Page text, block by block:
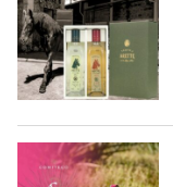
お問合せ